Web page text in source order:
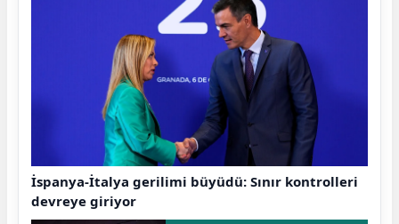
İspanya-İtalya gerilimi büyüdü: Sınır kontrolleri
devreye giriyor